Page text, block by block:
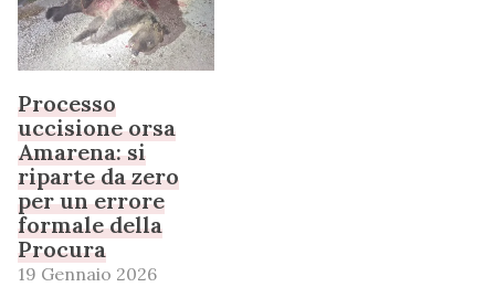
Processo
uccisione orsa
Amarena: si
riparte da zero
per un errore
formale della
Procura
19 Gennaio 2026